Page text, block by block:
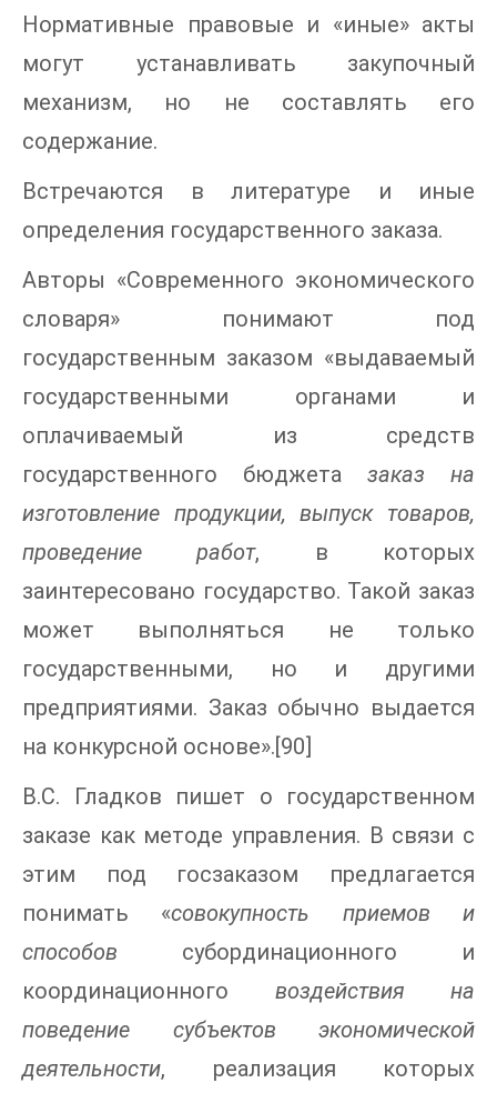
Нормативные правовые и «иные» акты
могут устанавливать закупочный
механизм, но не составлять его
содержание.
Встречаются в литературе и иные
определения государственного заказа.
Авторы «Современного экономического
словаря» понимают под
государственным заказом «выдаваемый
государственными органами и
оплачиваемый из средств
государственного бюджета заказ на
изготовление продукции, выпуск товаров,
проведение работ, в которых
заинтересовано государство. Такой заказ
может выполняться не только
государственными, но и другими
предприятиями. Заказ обычно выдается
на конкурсной основе».[90]
В.С. Гладков пишет о государственном
заказе как методе управления. В связи с
этим под госзаказом предлагается
понимать «совокупность приемов и
способов субординационного и
координационного воздействия на
поведение субъектов экономической
деятельности, реализация которых